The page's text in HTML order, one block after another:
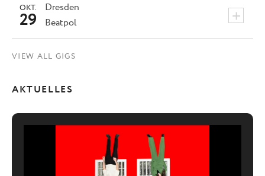
Dresden +
OKT.
29 Beatpol
VIEW ALL GIGS
AKTUELLES